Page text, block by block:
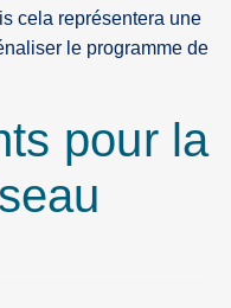
cela représentera une
le programme de
pour la